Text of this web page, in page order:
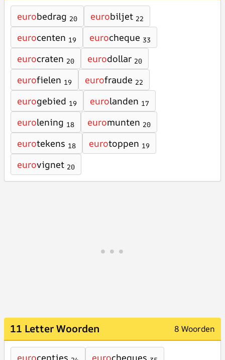
eurobedrag 20 eurobiljet 22
eurocenten 19 eurocheque 33
eurocraten 20 eurodollar 20
eurofielen 19 eurofraude 22
eurogebied 19 eurolanden 17
eurolening 18 euromunten 20
eurotekens 18 eurotoppen 19
eurovignet 20
11 Letter Woorden 8 Woorden
eurocentjes eurocheques